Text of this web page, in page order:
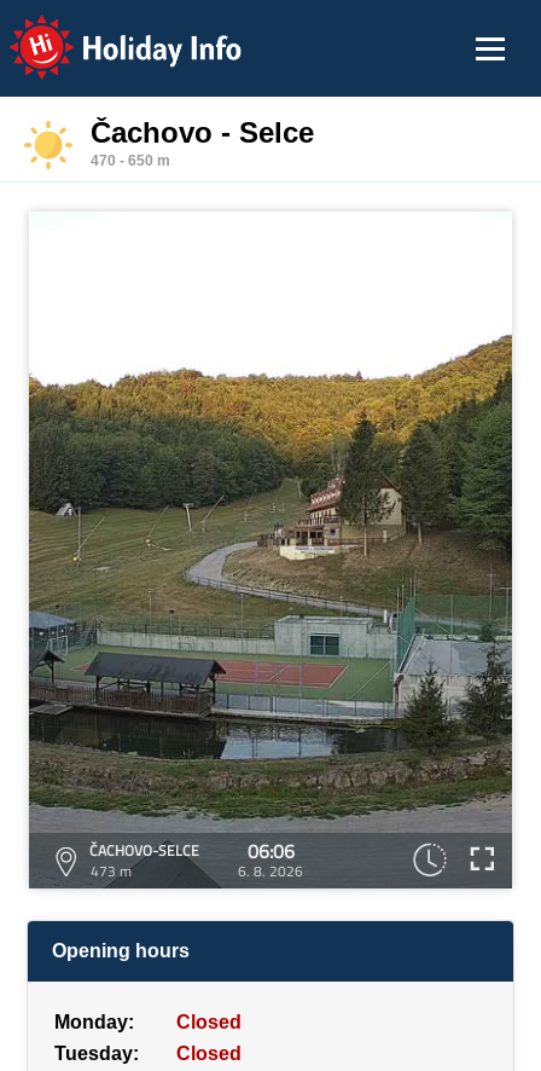
Holiday Info
Čachovo - Selce
470 - 650 m
ČACHOVO-SELCE
473 m
06:06
6. 8. 2026
Opening hours
Monday:
Closed
Tuesday:
Closed